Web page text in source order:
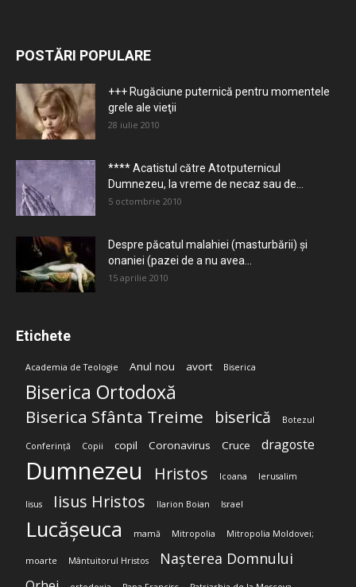
POSTĂRI POPULARE
+++ Rugăciune puternică pentru momentele
grele ale vieţii
28 iulie 2010
**** Acatistul către Atotputernicul
Dumnezeu, la vreme de necaz sau de...
5 octombrie 2010
Despre păcatul malahiei (masturbării) şi
onaniei (pazei de a nu avea...
15 aprilie 2010
Etichete
Academia de Teologie Anul nou avort Biserica
Biserica Ortodoxă
Biserica Sfânta Treime biserică Botezul
Conferință Copii copil Coronavirus Cruce dragoste
Dumnezeu Hristos Icoana Ierusalim
Iisus Iisus Hristos Ilarion Boian Israel
Lucășeuca mamă Mitropolia Mitropolia Moldovei;
moarte Mântuitorul Hristos Nașterea Domnului